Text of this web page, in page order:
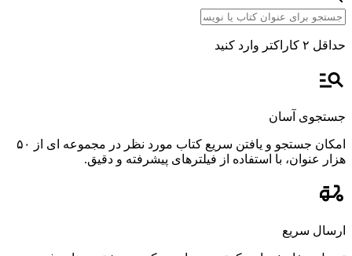
حداقل ۲ کاراکتر وارد کنید
جستجوی آسان
امکان جستجو و یافتن سریع کتاب مورد نظر در مجموعه ای از ۵۰
هزار عنوان، با استفاده از فیلترهای پیشرفته و دقیق.
ارسال سریع